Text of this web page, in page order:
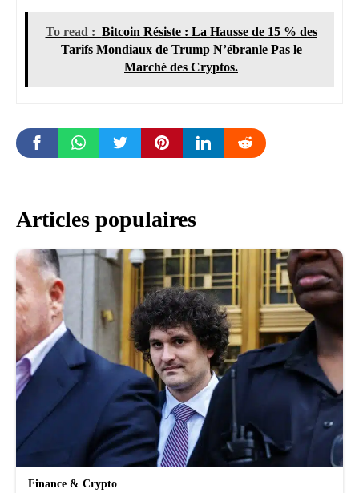
To read : Bitcoin Résiste : La Hausse de 15 % des
Tarifs Mondiaux de Trump N’ébranle Pas le
Marché des Cryptos.
Articles populaires
Finance & Crypto